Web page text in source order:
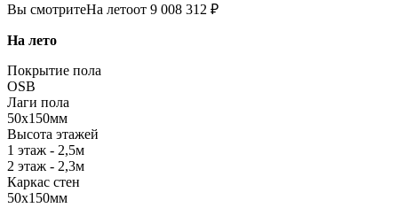
Вы смотритеНа летоот 9 008 312 ₽
На лето
Покрытие пола
OSB
Лаги пола
50х150мм
Высота этажей
1 этаж - 2,5м
2 этаж - 2,3м
Каркас стен
50х150мм